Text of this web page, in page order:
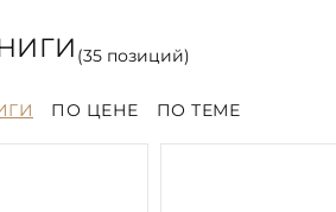
(35позиций)
ПО ЦЕНЕ ПО ТЕМЕ